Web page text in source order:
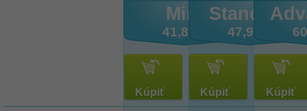
Mini
41,82 €
Standard
47,97 €
Kúpiť Kúpiť Kúpiť